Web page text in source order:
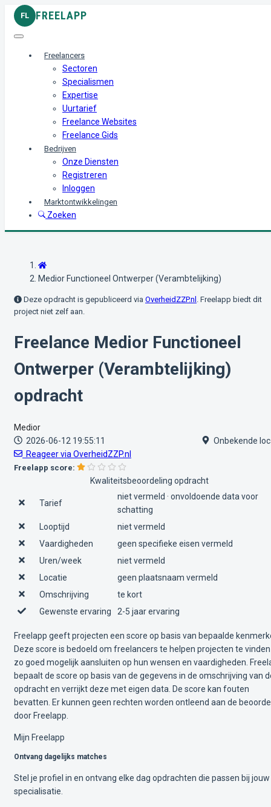
FL FREELAPP
Freelancers
Sectoren
Specialismen
Expertise
Uurtarief
Freelance Websites
Freelance Gids
Bedrijven
Onze Diensten
Registreren
Inloggen
Marktontwikkelingen
Zoeken
Medior Functioneel Ontwerper (Verambtelijking)
Deze opdracht is gepubliceerd via OverheidZZP.nl . Freelapp biedt dit
project niet zelf aan.
Freelance Medior Functioneel
Ontwerper (Verambtelijking)
opdracht
Medior
2026-06-12 19:55:11
Onbekende
Reageer via OverheidZZP.nl
Freelapp score:
Kwaliteitsbeoordeling opdracht
Tarief
niet vermeld · onvoldoende data voor
schatting
Looptijd
niet vermeld
Vaardigheden
geen specifieke eisen vermeld
Uren/week
niet vermeld
Locatie
geen plaatsnaam vermeld
Omschrijving
te kort
Gewenste ervaring
2-5 jaar ervaring
Freelapp geeft projecten een score op basis van bepaalde
Deze score is bedoeld om freelancers te helpen projecten te
zo goed mogelijk aansluiten op hun wensen en vaardigheden.
bepaalt de score op basis van de gegevens in de omschrijving van
opdracht en verrijkt deze met eigen data. De score kan fouten
bevatten. Er kunnen geen rechten worden ontleend aan de
door Freelapp.
Mijn Freelapp
Ontvang dagelijks matches
Stel je profiel in en ontvang elke dag opdrachten die passen bij jouw
specialisatie.